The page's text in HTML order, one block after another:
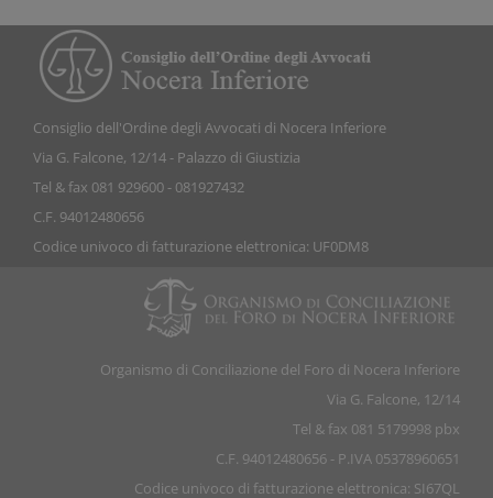
Consiglio dell'Ordine degli Avvocati di Nocera Inferiore
Via G. Falcone, 12/14 - Palazzo di Giustizia
Tel & fax 081 929600 - 081927432
C.F. 94012480656
Codice univoco di fatturazione elettronica: UF0DM8
Organismo di Conciliazione del Foro di Nocera Inferiore
Via G. Falcone, 12/14
Tel & fax 081 5179998 pbx
C.F. 94012480656 - P.IVA 05378960651
Codice univoco di fatturazione elettronica: SI67QL